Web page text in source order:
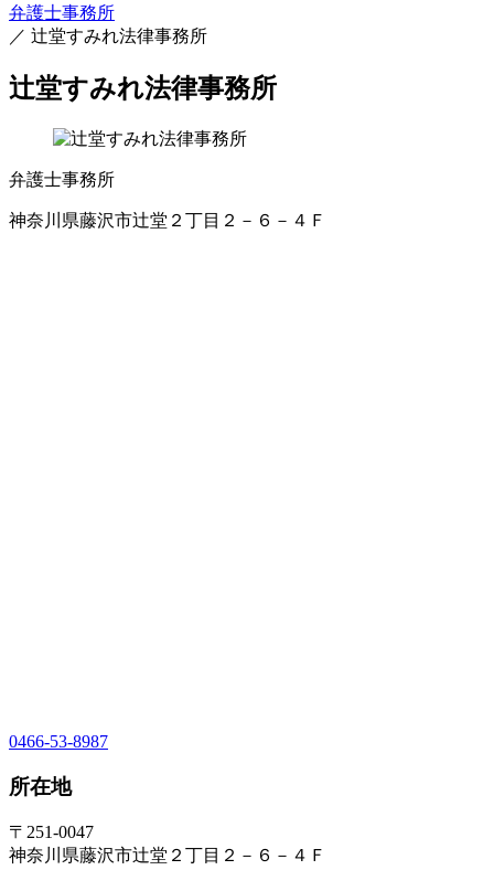
弁護士事務所
／ 辻堂すみれ法律事務所
辻堂すみれ法律事務所
弁護士事務所
神奈川県藤沢市辻堂２丁目２－６－４Ｆ
0466-53-8987
所在地
〒251-0047
神奈川県藤沢市辻堂２丁目２－６－４Ｆ